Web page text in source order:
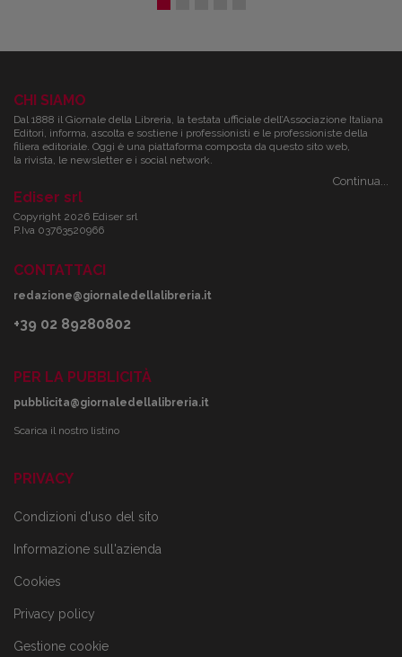
CHI SIAMO
Dal 1888 il Giornale della Libreria, la testata ufficiale dell’Associazione Italiana
Editori, informa, ascolta e sostiene i professionisti e le professioniste della
filiera editoriale. Oggi è una piattaforma composta da questo sito web,
la rivista, le newsletter e i social network.
Continua...
Ediser srl
Copyright 2026 Ediser srl
P.Iva 03763520966
CONTATTACI
redazione@giornaledellalibreria.it
+39 02 89280802
PER LA PUBBLICITÀ
pubblicita@giornaledellalibreria.it
Scarica il nostro listino
PRIVACY
Condizioni d'uso del sito
Informazione sull'azienda
Cookies
Privacy policy
Gestione cookie